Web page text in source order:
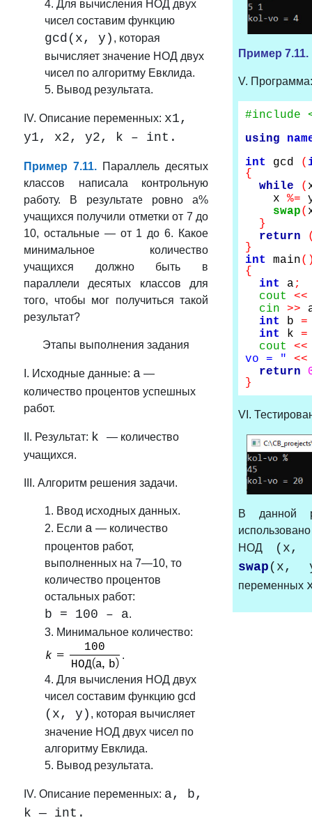
4. Для вычисления НОД двух
чисел составим функцию
gcd(x, y) , которая
вычисляет значение НОД двух
чисел по алгоритму Евклида.
5. Вывод результата.
IV. Описание переменных: x1,
y1, x2, y2, k – int.
Пример 7.11. Параллель десятых
классов написала контрольную
работу. В результате ровно a%
учащихся получили отметки от 7 до
10, остальные — от 1 до 6. Какое
минимальное количество
учащихся должно быть в
параллели десятых классов для
того, чтобы мог получиться такой
результат?
Этапы выполнения задания
I. Исходные данные: а —
количество процентов успешных
работ.
II. Результат: k — количество
учащихся.
III. Алгоритм решения задачи.
1. Ввод исходных данных.
2. Если а — количество
процентов работ,
выполненных на 7—10, то
количество процентов
остальных работ:
b = 100 – а.
3. Минимальное количество:
.
4. Для вычисления НОД двух
чисел составим функцию gcd
(x, y) , которая вычисляет
значение НОД двух чисел по
алгоритму Евклида.
5. Вывод результата.
IV. Описание переменных: a, b,
k — int.
Пример 7.11.
V. Программа:
#include
using
int
gcd (
{
while
(
x %=
swap(
}
return
}
int
main
{
int
a ;
cout
<<
cin
>>
int
b =
int
k =
cout
<<
vo = "
<<
return
}
VI.
В данной
НОД
swap (x,
переменных